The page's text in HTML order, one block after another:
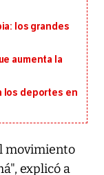
los grandes
aumenta la
los deportes en
movimiento
explicó a